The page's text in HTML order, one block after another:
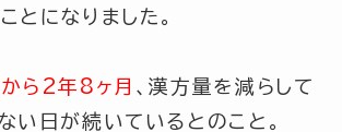
とになりました。
ら2年8ヶ月 、漢方量を減らして
い日が続いているとのこと。